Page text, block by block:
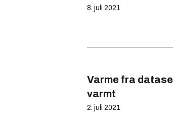
8. juli 2021
Varme fra
varmt
2. juli 2021